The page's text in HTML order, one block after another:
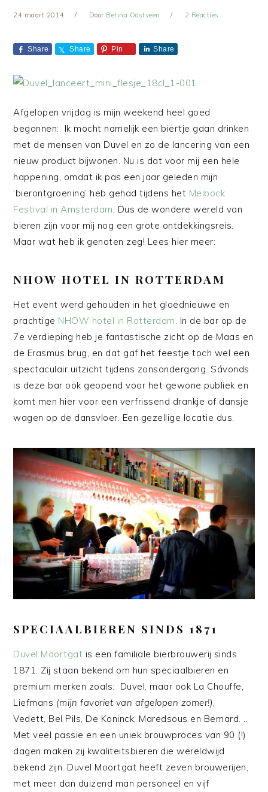
24 maart 2014 Door Betina Oostveen 2 Reacties
Share Share Pin Share
Afgelopen vrijdag is mijn weekend heel goed
begonnen: Ik mocht namelijk een biertje gaan drinken
met de mensen van Duvel en zo de lancering van een
nieuw product bijwonen. Nu is dat voor mij een hele
happening, omdat ik pas een jaar geleden mijn
‘bierontgroening’ heb gehad tijdens het Meibock
Festival in Amsterdam. Dus de wondere wereld van
bieren zijn voor mij nog een grote ontdekkingsreis.
Maar wat heb ik genoten zeg! Lees hier meer:
NHOW HOTEL IN ROTTERDAM
Het event werd gehouden in het gloednieuwe en
prachtige NHOW hotel in Rotterdam. In de bar op de
7e verdieping heb je fantastische zicht op de Maas en
de Erasmus brug, en dat gaf het feestje toch wel een
spectaculair uitzicht tijdens zonsondergang. Sávonds
is deze bar ook geopend voor het gewone publiek en
komt men hier voor een verfrissend drankje of dansje
wagen op de dansvloer. Een gezellige locatie dus.
SPECIAALBIEREN SINDS 1871
Duvel Moortgat is een familiale bierbrouwerij sinds
1871. Zij staan bekend om hun speciaalbieren en
premium merken zoals: Duvel, maar ook La Chouffe,
Liefmans (mijn favoriet van afgelopen zomer!),
Vedett, Bel Pils, De Koninck, Maredsous en Bernard. ..
Met veel passie en een uniek brouwproces van 90 (!)
dagen maken zij kwaliteitsbieren die wereldwijd
bekend zijn. Duvel Moortgat heeft zeven brouwerijen,
met meer dan duizend man personeel en vijf